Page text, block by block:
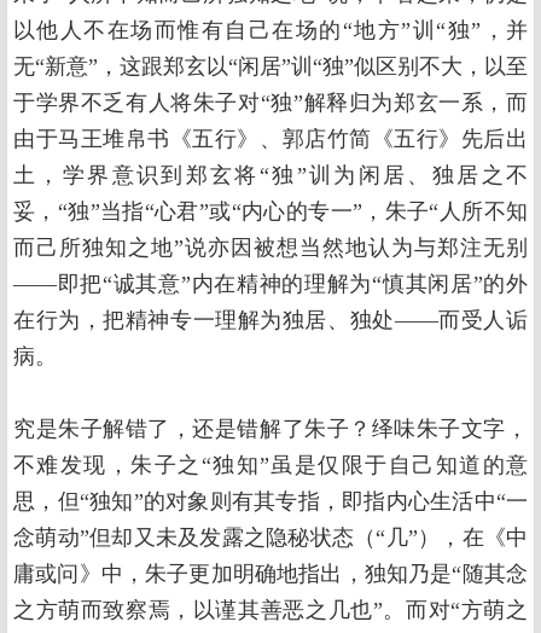
以他人不在场而惟有自己在场的“地方”训“独”，并
无“新意”，这跟郑玄以“闲居”训“独”似区别不大，以至
于学界不乏有人将朱子对“独”解释归为郑玄一系，而
由于马王堆帛书《五行》、郭店竹简《五行》先后出
土，学界意识到郑玄将“独”训为闲居、独居之不
妥，“独”当指“心君”或“内心的专一”，朱子“人所不知
而己所独知之地”说亦因被想当然地认为与郑注无别
——即把“诚其意”内在精神的理解为“慎其闲居”的外
在行为，把精神专一理解为独居、独处——而受人诟
病。
究是朱子解错了，还是错解了朱子？绎味朱子文字，
不难发现，朱子之“独知”虽是仅限于自己知道的意
思，但“独知”的对象则有其专指，即指内心生活中“一
念萌动”但却又未及发露之隐秘状态（“几”），在《中
庸或问》中，朱子更加明确地指出，独知乃是“随其念
之方萌而致察焉，以谨其善恶之几也”。而对“方萌之